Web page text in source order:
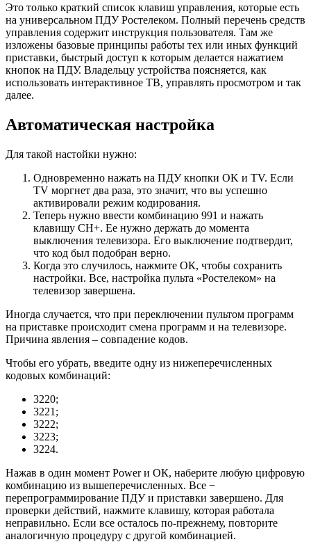
Это только краткий список клавиш управления, которые есть
на универсальном ПДУ Ростелеком. Полный перечень средств
управления содержит инструкция пользователя. Там же
изложены базовые принципы работы тех или иных функций
приставки, быстрый доступ к которым делается нажатием
кнопок на ПДУ. Владельцу устройства поясняется, как
использовать интерактивное ТВ, управлять просмотром и так
далее.
Автоматическая настройка
Для такой настойки нужно:
Одновременно нажать на ПДУ кнопки OK и TV. Если
TV моргнет два раза, это значит, что вы успешно
активировали режим кодирования.
Теперь нужно ввести комбинацию 991 и нажать
клавишу CH+. Ее нужно держать до момента
выключения телевизора. Его выключение подтвердит,
что код был подобран верно.
Когда это случилось, нажмите ОК, чтобы сохранить
настройки. Все, настройка пульта «Ростелеком» на
телевизор завершена.
Иногда случается, что при переключении пультом программ
на приставке происходит смена программ и на телевизоре.
Причина явления – совпадение кодов.
Чтобы его убрать, введите одну из нижеперечисленных
кодовых комбинаций:
3220;
3221;
3222;
3223;
3224.
Нажав в один момент Power и ОК, наберите любую цифровую
комбинацию из вышеперечисленных. Все −
перепрограммирование ПДУ и приставки завершено. Для
проверки действий, нажмите клавишу, которая работала
неправильно. Если все осталось по-прежнему, повторите
аналогичную процедуру с другой комбинацией.